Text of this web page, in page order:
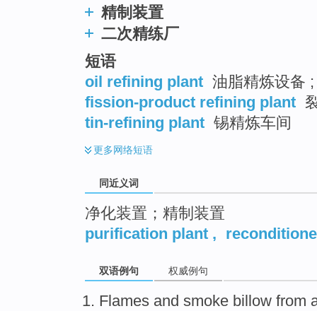
精制装置
二次精练厂
短语
oil refining plant 油脂精炼设备
fission-product refining plant
tin-refining plant 锡精炼车间
更多网络短语
同近义词
净化装置；精制装置
purification plant ,
双语例句 权威例句
Flames and smoke billow from